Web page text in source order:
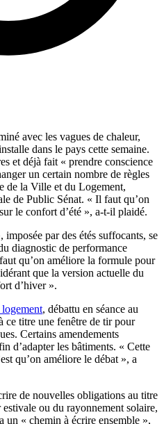
avec les vagues de chaleur,
dans le pays cette semaine.
et déjà fait « prendre conscience
un certain nombre de règles
de la Ville et du Logement,
de Public Sénat. « Il faut qu’on
le confort d’été », a-t-il plaidé.
par des étés suffocants, se
diagnostic de performance
qu’on améliore la formule pour
que la version actuelle du
d’hiver ».
, débattu en séance au
ce titre une fenêtre de tir pour
Certains amendements
d’adapter les bâtiments. « Cette
qu’on améliore le débat », a
de nouvelles obligations au titre
ou du rayonnement solaire,
un « chemin à écrire ensemble »,